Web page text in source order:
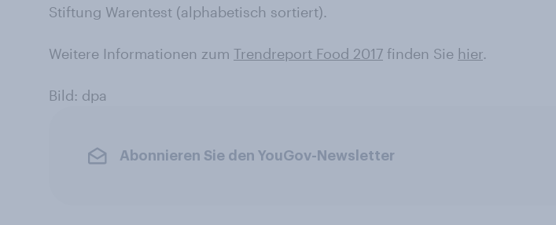
Stiftung Warentest (alphabetisch sortiert).
Weitere Informationen zum Trendreport Food 2017 finden Sie hier.
Bild: dpa
Abonnieren Sie den YouGov-Newsletter